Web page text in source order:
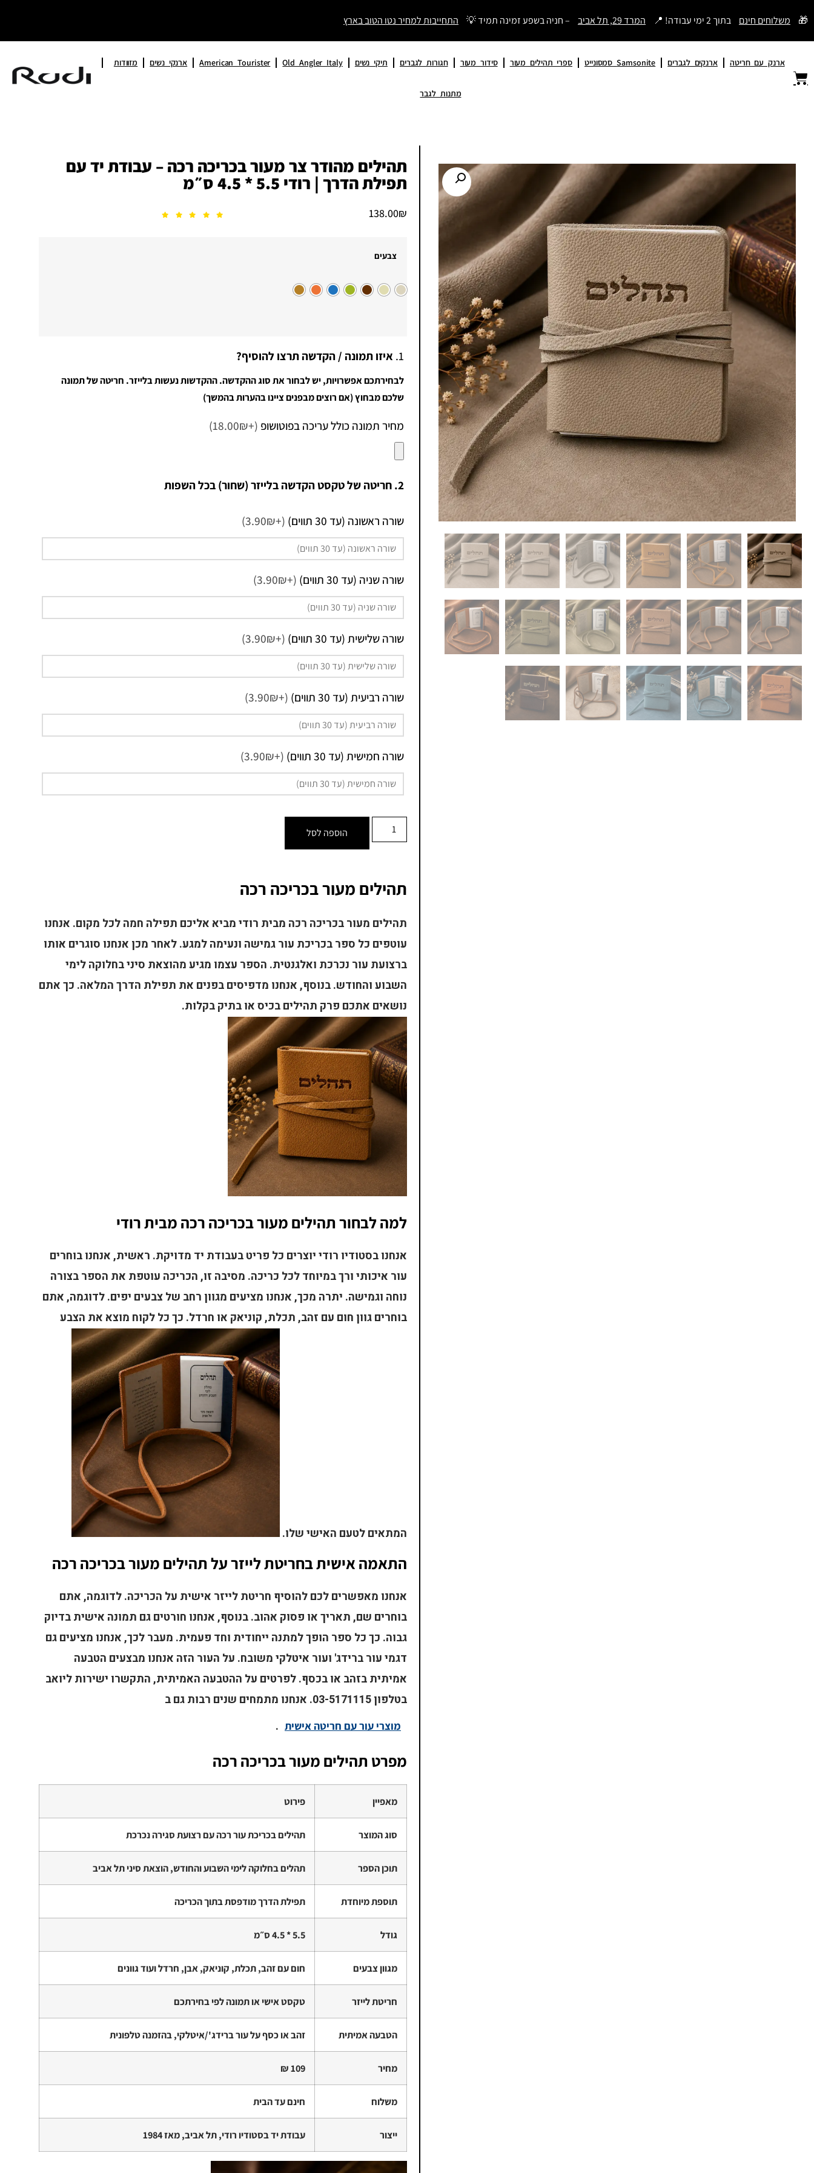
דילוג
🎁 משלוחים חינם בתוך 2 ימי עבודה! 📍 המרד 29, תל אביב – חניה בשפע זמינה תמיד 💡 התחייבות למחיר נטו הטוב בארץ
ארנק עם חריטה ארנקים לגברים Samsonite סמסונייט ספרי תהילים מעור סידור מעור חגורות לגברים תיקי נשים Old Angler Italy
American Tourister ארנקי נשים מזוודות
מתנות לגבר
תהילים מהודר צר מעור בכריכה רכה – עבודת יד עם
תפילת הדרך | רודי 5.5 * 4.5 ס״מ
138.00₪
צבעים
1. איזו תמונה / הקדשה תרצו להוסיף?
לבחירתכם אפשרויות, יש לבחור את סוג ההקדשה. ההקדשות נעשות בלייזר. חריטה של תמונה
שלכם מבחוץ (אם רוצים מבפנים ציינו בהערות בהמשך)
מחיר תמונה כולל עריכה בפוטושופ (+18.00₪)
2. חריטה של טקסט הקדשה בלייזר (שחור) בכל השפות
שורה ראשונה (עד 30 תווים) (+3.90₪)
שורה שניה (עד 30 תווים) (+3.90₪)
שורה שלישית (עד 30 תווים) (+3.90₪)
שורה רביעית (עד 30 תווים) (+3.90₪)
שורה חמישית (עד 30 תווים) (+3.90₪)
הוספה לסל
תהילים מעור בכריכה רכה
תהילים מעור בכריכה רכה מבית רודי מביא אליכם תפילה חמה לכל מקום. אנחנו
עוטפים כל ספר בכריכת עור גמישה ונעימה למגע. לאחר מכן אנחנו סוגרים אותו
ברצועת עור נכרכת ואלגנטית. הספר עצמו מגיע מהוצאת סיני בחלוקה לימי
השבוע והחודש. בנוסף, אנחנו מדפיסים בפנים את תפילת הדרך המלאה. כך אתם
נושאים אתכם פרק תהילים בכיס או בתיק בקלות.
למה לבחור תהילים מעור בכריכה רכה מבית רודי
אנחנו בסטודיו רודי יוצרים כל פריט בעבודת יד מדויקת. ראשית, אנחנו בוחרים
עור איכותי ורך במיוחד לכל כריכה. מסיבה זו, הכריכה עוטפת את הספר בצורה
נוחה וגמישה. יתרה מכך, אנחנו מציעים מגוון רחב של צבעים יפים. לדוגמה, אתם
בוחרים גוון חום עם זהב, תכלת, קוניאק או חרדל. כך כל לקוח מוצא את הצבע
המתאים לטעם האישי שלו.
התאמה אישית בחריטת לייזר על תהילים מעור בכריכה רכה
אנחנו מאפשרים לכם להוסיף חריטת לייזר אישית על הכריכה. לדוגמה, אתם
בוחרים שם, תאריך או פסוק אהוב. בנוסף, אנחנו חורטים גם תמונה אישית בדיוק
גבוה. כך כל ספר הופך למתנה ייחודית וחד פעמית. מעבר לכך, אנחנו מציעים גם
דגמי עור ברידג' ועור איטלקי משובח. על העור הזה אנחנו מבצעים הטבעה
אמיתית בזהב או בכסף. לפרטים על ההטבעה האמיתית, התקשרו ישירות ליואב
בטלפון 03-5171115. אנחנו מתמחים שנים רבות גם ב
מוצרי עור עם חריטה אישית .
מפרט תהילים מעור בכריכה רכה
מאפיין פירוט
סוג המוצר תהילים בכריכת עור רכה עם רצועת סגירה נכרכת
תוכן הספר תהלים בחלוקה לימי השבוע והחודש, הוצאת סיני תל אביב
תוספת מיוחדת תפילת הדרך מודפסת בתוך הכריכה
גודל 5.5 * 4.5 ס״מ
מגוון צבעים חום עם זהב, תכלת, קוניאק, אבן, חרדל ועוד גוונים
חריטת לייזר טקסט אישי או תמונה לפי בחירתכם
הטבעה אמיתית זהב או כסף על עור ברידג'/איטלקי, בהזמנה טלפונית
מחיר 109 ₪
משלוח חינם עד הבית
ייצור עבודת יד בסטודיו רודי, תל אביב, מאז 1984